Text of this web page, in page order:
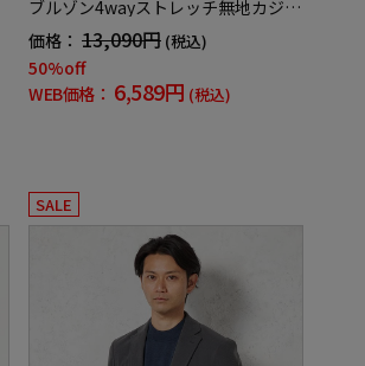
ブルゾン4wayストレッチ無地カジュ
アルアウター
価格： 13,090円 (税込)
50%off
WEB価格： 6,589円 (税込)
SALE